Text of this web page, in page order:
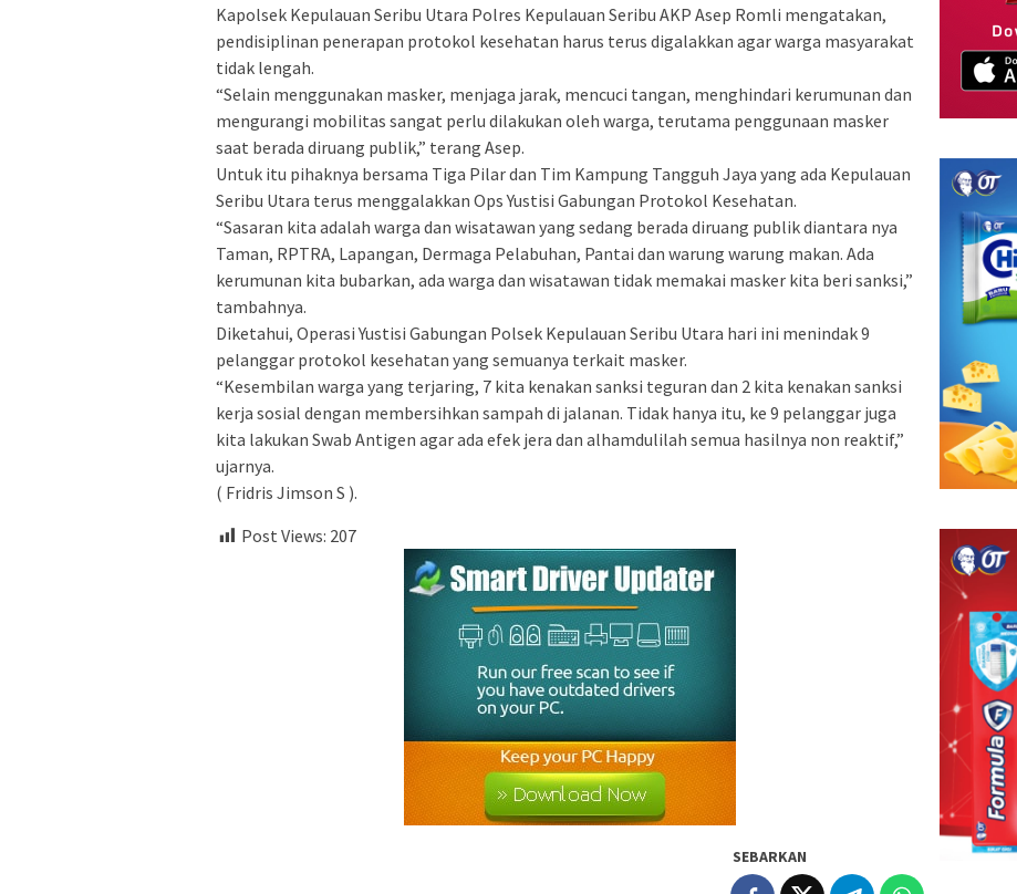
Kapolsek Kepulauan Seribu Utara Polres Kepulauan Seribu AKP Asep Romli mengatakan,
pendisiplinan penerapan protokol kesehatan harus terus digalakkan agar warga masyarakat
tidak lengah.
“Selain menggunakan masker, menjaga jarak, mencuci tangan, menghindari kerumunan dan
mengurangi mobilitas sangat perlu dilakukan oleh warga, terutama penggunaan masker
saat berada diruang publik,” terang Asep.
Untuk itu pihaknya bersama Tiga Pilar dan Tim Kampung Tangguh Jaya yang ada Kepulauan
Seribu Utara terus menggalakkan Ops Yustisi Gabungan Protokol Kesehatan.
“Sasaran kita adalah warga dan wisatawan yang sedang berada diruang publik diantara nya
Taman, RPTRA, Lapangan, Dermaga Pelabuhan, Pantai dan warung warung makan. Ada
kerumunan kita bubarkan, ada warga dan wisatawan tidak memakai masker kita beri sanksi,”
tambahnya.
Diketahui, Operasi Yustisi Gabungan Polsek Kepulauan Seribu Utara hari ini menindak 9
pelanggar protokol kesehatan yang semuanya terkait masker.
“Kesembilan warga yang terjaring, 7 kita kenakan sanksi teguran dan 2 kita kenakan sanksi
kerja sosial dengan membersihkan sampah di jalanan. Tidak hanya itu, ke 9 pelanggar juga
kita lakukan Swab Antigen agar ada efek jera dan alhamdulilah semua hasilnya non reaktif,”
ujarnya.
( Fridris Jimson S ).
Post Views: 207
SEBARKAN